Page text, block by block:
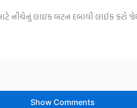
નીચેનું લાઇક બટન દબાવી લાઈક કરો
Show Comments